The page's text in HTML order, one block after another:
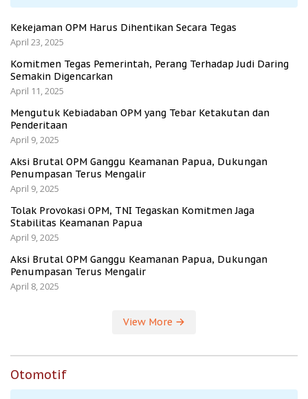
Kekejaman OPM Harus Dihentikan Secara Tegas
April 23, 2025
Komitmen Tegas Pemerintah, Perang Terhadap Judi Daring
Semakin Digencarkan
April 11, 2025
Mengutuk Kebiadaban OPM yang Tebar Ketakutan dan
Penderitaan
April 9, 2025
Aksi Brutal OPM Ganggu Keamanan Papua, Dukungan
Penumpasan Terus Mengalir
April 9, 2025
Tolak Provokasi OPM, TNI Tegaskan Komitmen Jaga
Stabilitas Keamanan Papua
April 9, 2025
Aksi Brutal OPM Ganggu Keamanan Papua, Dukungan
Penumpasan Terus Mengalir
April 8, 2025
View More
Otomotif